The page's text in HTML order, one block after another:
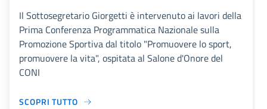
Il Sottosegretario Giorgetti è intervenuto ai lavori della
Prima Conferenza Programmatica Nazionale sulla
Promozione Sportiva dal titolo "Promuovere lo sport,
promuovere la vita", ospitata al Salone d'Onore del
CONI
SCOPRI TUTTO